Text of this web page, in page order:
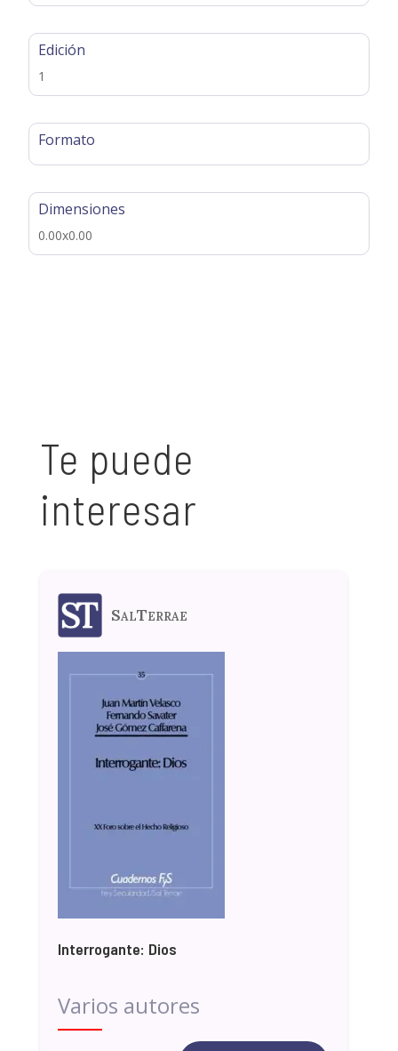
Edición
1
Formato
Dimensiones
0.00x0.00
Te puede
interesar
SalTerrae
Interrogante: Dios
Varios autores